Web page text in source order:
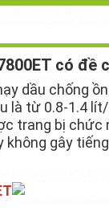
có đề
dầu chống
là từ 0.8-1.4
trang bị chức
gây